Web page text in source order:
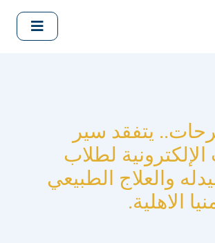
يتفقد سير
الإلكترونية لطلاب
والعلاج الطبيعي
الاهلية.